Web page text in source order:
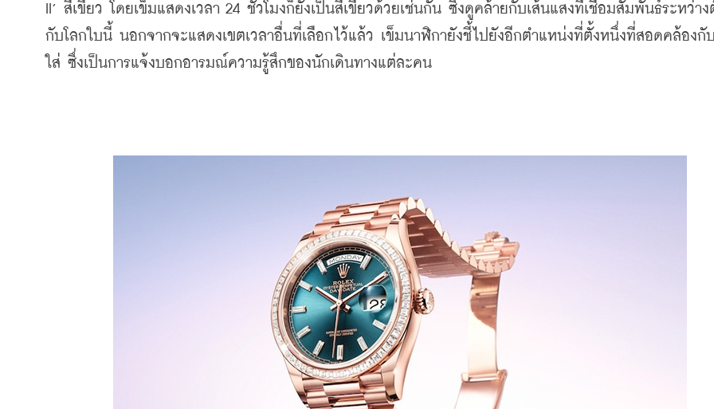
II’ สีเขียว โดยเข็มแสดงเวลา 24 ชั่วโมงก็ยังเป็นสีเขียวด้วยเช่นกัน ซึ่งดูคล้ายกับเส้นแสงที่เชื่อมสัมพันธ์ระหว่าง
กับโลกใบนี้ นอกจากจะแสดงเขตเวลาอื่นที่เลือกไว้แล้ว เข็มนาฬิกายังชี้ไปยังอีกตำแหน่งที่ตั้งหนึ่งที่สอดคล้องกั
ใส่ ซึ่งเป็นการแจ้งบอกอารมณ์ความรู้สึกของนักเดินทางแต่ละคน